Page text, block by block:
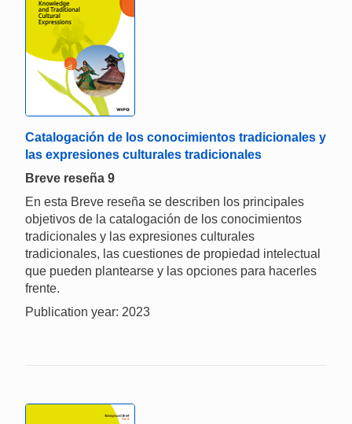
Catalogación de los conocimientos tradicionales y
las expresiones culturales tradicionales
Breve reseña 9
En esta Breve reseña se describen los principales
objetivos de la catalogación de los conocimientos
tradicionales y las expresiones culturales
tradicionales, las cuestiones de propiedad intelectual
que pueden plantearse y las opciones para hacerles
frente.
Publication year: 2023